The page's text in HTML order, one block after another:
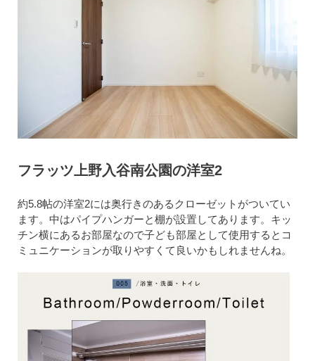
フラッツ上野入谷南公園の洋室2
約5.8帖の洋室2には奥行きのあるクローゼットがついてい
ます。中はパイプハンガーと棚が設置してあります。キッ
チン横にあるお部屋なので子ども部屋として使用するとコ
ミュニケーションが取りやすくて良いかもしれませんね。